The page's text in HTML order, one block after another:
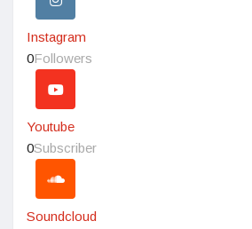
Instagram
0Followers
Youtube
0Subscriber
Soundcloud